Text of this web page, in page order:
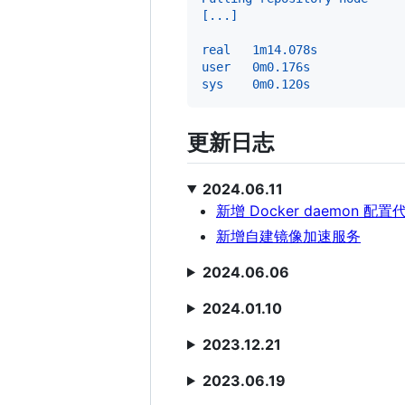
[...]
real   1m14.078s
user   0m0.176s
sys    0m0.120s
更新日志
2024.06.11
新增 Docker daemon 配置
新增自建镜像加速服务
2024.06.06
2024.01.10
2023.12.21
2023.06.19